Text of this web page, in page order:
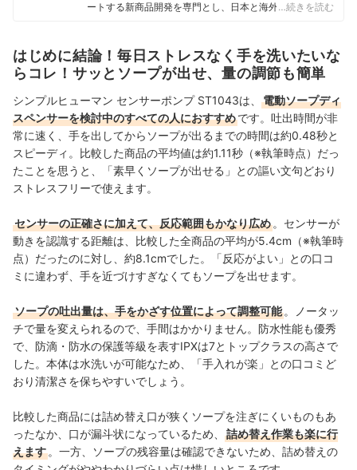
ートする新商品開発を専門とし、日本と海外を合わせて
品全般の比較検証を担当。「ユーザーが知りたいことを
適切な検証に基づきわかりやすく提供する」をモットー
に、日々の業務に取り組んでいる。
渡辺寛和のプロフィール
…続きを読む
はじめに結論！毎日ストレスなく手を洗いたいな
らコレ！サッとソープが出せ、量の調節も簡単
シンプルヒューマン センサーポンプ ST1043は、
電動ソープディ
スペンサーを検討中のすべての人におすすめです。吐出時間が非
常に速く、手を出してからソープが出るまでの時間は約0.48秒と
スピーディ。比較した商品の平均値は約1.11秒（※執筆時点）だっ
たことを思うと、「素早くソープが出せる」との謳い文句どおり
ストレスフリーで使えます。
センサーの正確さに加えて、反応範囲もかなり広め 。センサーが
動きを認識する距離は、比較した全商品の平均が5.4cm（※執筆時
点）だったのに対し、約8.1cmでした。「反応がよい」との口コ
ミに違わず、手を近づけすぎなくてもソープを出せます。
ソープの吐出量は、手をかざす位置によって調整可能 。ノータッ
チで量を変えられるので、手間はかかりません。防水性能も優秀
で、防滴・防水の保護等級を表すIPXは7とトップクラスの高さで
した。本体は水洗いが可能なため、「手入れが楽」との口コミど
おり清潔さを保ちやすいでしょう。
比較した商品には詰め替え口が狭くソープを注ぎにくいものもあ
ったなか、口が漏斗状になっているため、
詰め替え作業も楽に行
えます 。一方、ソープの残容量は確認できないため、詰め替えの